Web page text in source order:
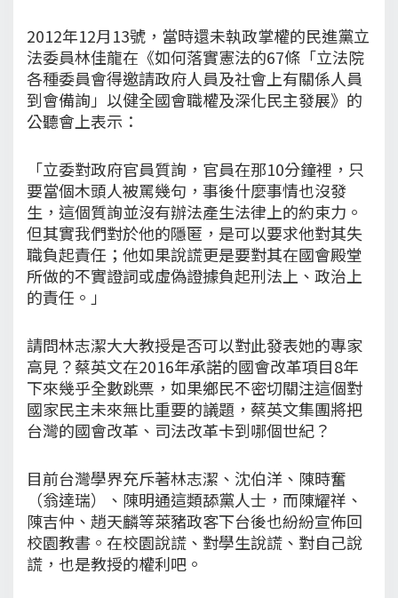
2012年12月13號，當時還未執政掌權的民進黨立
法委員林佳龍在《如何落實憲法的67條「立法院
各種委員會得邀請政府人員及社會上有關係人員
到會備詢」以健全國會職權及深化民主發展》的
公聽會上表示：
「立委對政府官員質詢，官員在那10分鐘裡，只
要當個木頭人被罵幾句，事後什麼事情也沒發
生，這個質詢並沒有辦法產生法律上的約束力。
但其實我們對於他的隱匿，是可以要求他對其失
職負起責任；他如果說謊更是要對其在國會殿堂
所做的不實證詞或虛偽證據負起刑法上、政治上
的責任。」
請問林志潔大大教授是否可以對此發表她的專家
高見？蔡英文在2016年承諾的國會改革項目8年
下來幾乎全數跳票，如果鄉民不密切關注這個對
國家民主未來無比重要的議題，蔡英文集團將把
台灣的國會改革、司法改革卡到哪個世紀？
目前台灣學界充斥著林志潔、沈伯洋、陳時奮
（翁達瑞）、陳明通這類舔黨人士，而陳耀祥、
陳吉仲、趙天麟等萊豬政客下台後也紛紛宣佈回
校園教書。在校園說謊、對學生說謊、對自己說
謊，也是教授的權利吧。